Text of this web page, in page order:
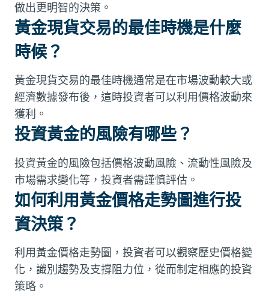
做出更明智的決策。
黃金現貨交易的最佳時機是什麼
時候？
黃金現貨交易的最佳時機通常是在市場波動較大或
經濟數據發布後，這時投資者可以利用價格波動來
獲利。
投資黃金的風險有哪些？
投資黃金的風險包括價格波動風險、流動性風險及
市場需求變化等，投資者需謹慎評估。
如何利用黃金價格走勢圖進行投
資決策？
利用黃金價格走勢圖，投資者可以觀察歷史價格變
化，識別趨勢及支撐阻力位，從而制定相應的投資
策略。